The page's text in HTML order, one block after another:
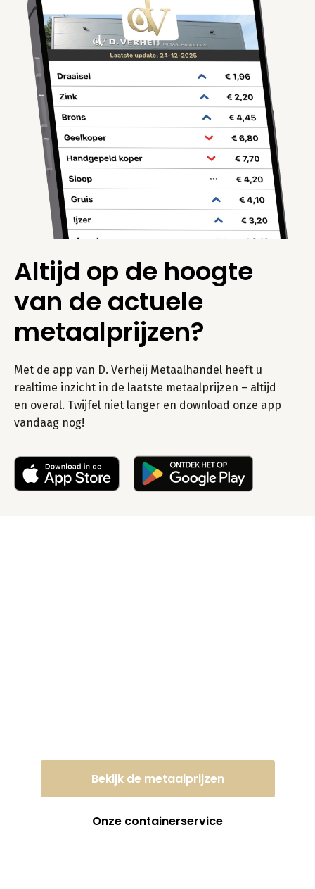
Altijd op de hoogte
van de actuele
metaalprijzen?
Met de app van D. Verheij Metaalhandel heeft u
realtime inzicht in de laatste metaalprijzen – altijd
en overal. Twijfel niet langer en download onze app
vandaag nog!
Bekijk de metaalprijzen
Onze containerservice